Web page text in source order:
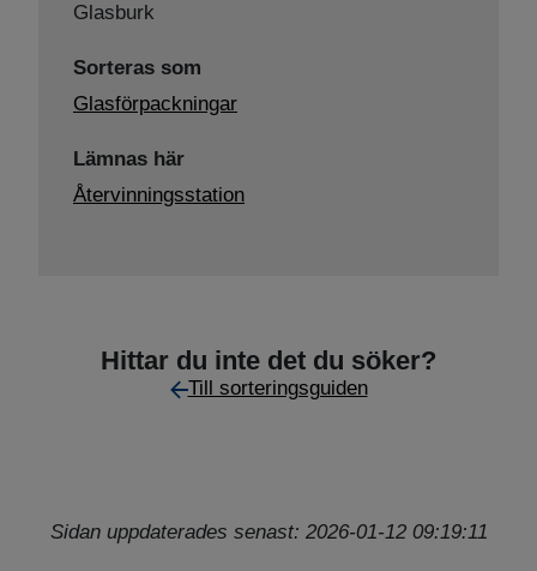
Glasburk
Sorteras som
Glasförpackningar
Lämnas här
Återvinningsstation
Hittar du inte det du söker?
Till sorteringsguiden
Sidan uppdaterades senast: 2026-01-12 09:19:11